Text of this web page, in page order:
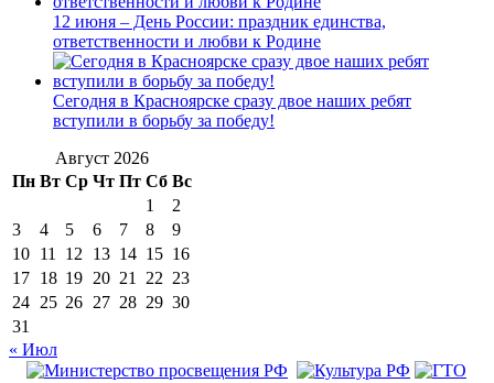
12 июня – День России: праздник единства,
ответственности и любви к Родине
Сегодня в Красноярске сразу двое наших ребят
вступили в борьбу за победу!
Август 2026
Пн Вт Ср Чт Пт Сб Вс
1
2
3
4 5 6 7 8
9
10 11 12 13 14 15 16
17 18 19 20 21 22 23
24 25 26 27 28 29 30
31
« Июл